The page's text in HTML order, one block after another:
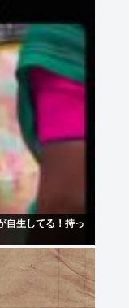
自生してる！持っ